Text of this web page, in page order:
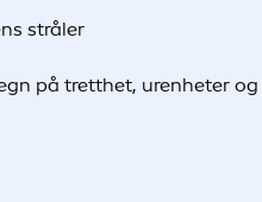
stråler
på tretthet, urenheter og